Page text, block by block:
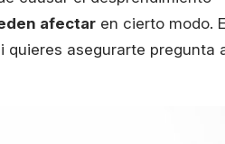
afectar en cierto modo.
quieres asegurarte pregunta